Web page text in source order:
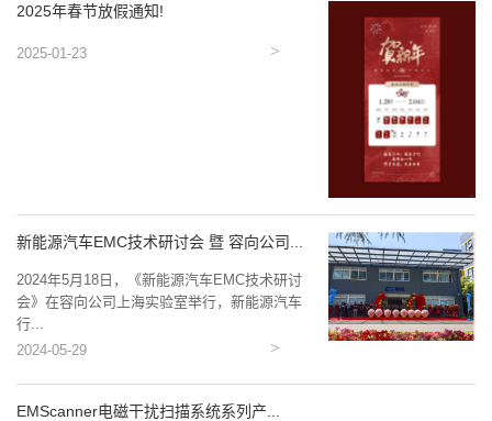
2025年春节放假通知!
2025-01-23
新能源汽车EMC技术研讨会 暨 容向公司...
2024年5月18日，《新能源汽车EMC技术研讨
会》在容向公司上海实验室举行，新能源汽车
行...
2024-05-29
EMScanner电磁干扰扫描系统系列产...